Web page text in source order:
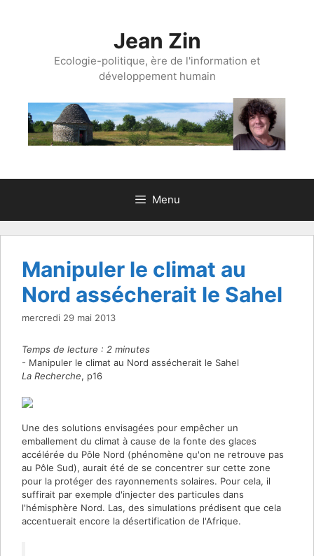
Jean Zin
Ecologie-politique, ère de l'information et
développement humain
Menu
Manipuler le climat au
Nord assécherait le Sahel
mercredi 29 mai 2013
Temps de lecture : 2 minutes
- Manipuler le climat au Nord assécherait le Sahel
La Recherche, p16
Une des solutions envisagées pour empêcher un
emballement du climat à cause de la fonte des glaces
accélérée du Pôle Nord (phénomène qu'on ne retrouve pas
au Pôle Sud), aurait été de se concentrer sur cette zone
pour la protéger des rayonnements solaires. Pour cela, il
suffirait par exemple d'injecter des particules dans
l'hémisphère Nord. Las, des simulations prédisent que cela
accentuerait encore la désertification de l'Afrique.